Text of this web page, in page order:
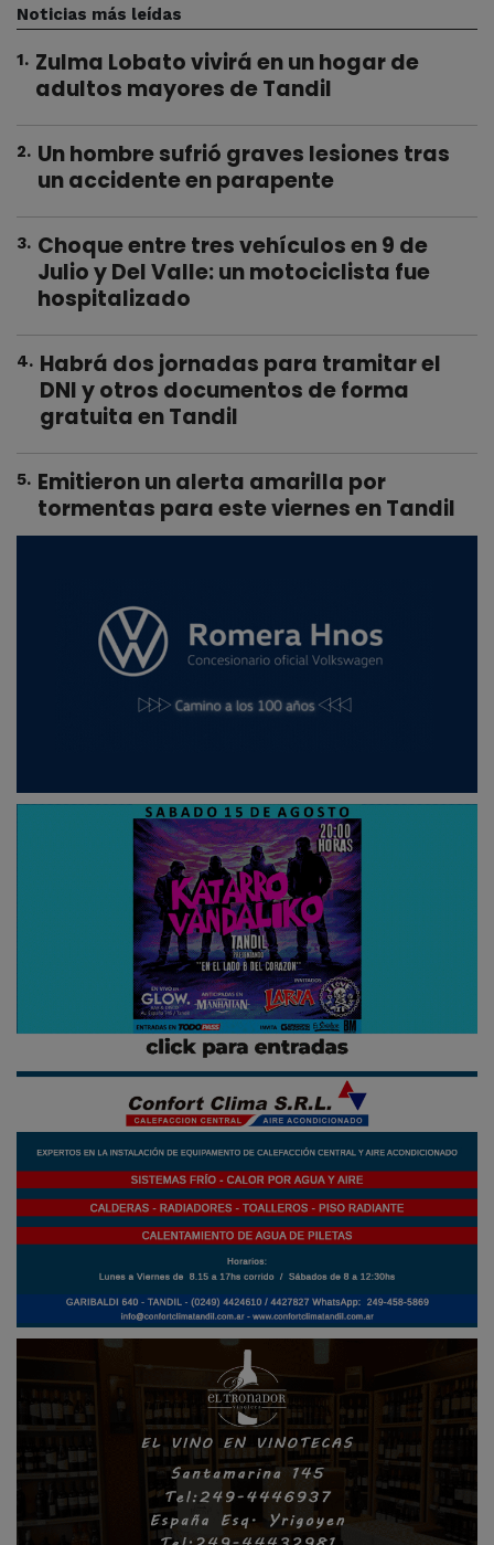
Noticias más leídas
1. Zulma Lobato vivirá en un hogar de
adultos mayores de Tandil
2. Un hombre sufrió graves lesiones tras
un accidente en parapente
3. Choque entre tres vehículos en 9 de
Julio y Del Valle: un motociclista fue
hospitalizado
4. Habrá dos jornadas para tramitar el
DNI y otros documentos de forma
gratuita en Tandil
5. Emitieron un alerta amarilla por
tormentas para este viernes en Tandil